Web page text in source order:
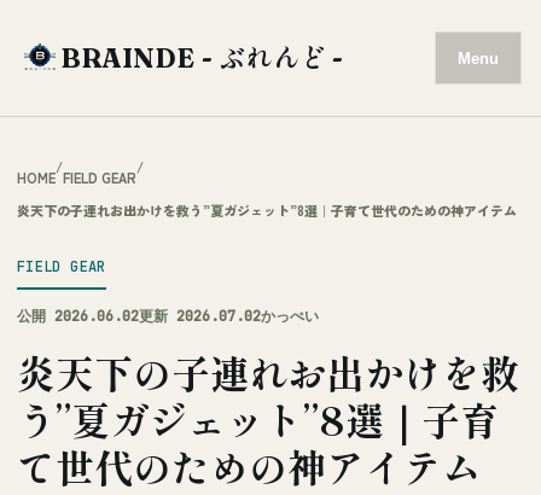
BRAINDE - ぶれんど - Menu
HOME
/
FIELD GEAR
/
炎天下の子連れお出かけを救う”夏ガジェット”8選｜子育て世代のための神アイテム
FIELD GEAR
公開 2026.06.02更新 2026.07.02かっぺい
炎天下の子連れお出かけを救
う”夏ガジェット”8選｜子育
て世代のための神アイテム